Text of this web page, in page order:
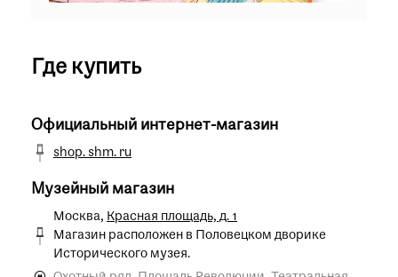
Где купить
Официальный интернет-магазин
shop. shm. ru
Музейный магазин
Москва, Красная площадь, д. 1
Магазин расположен в Половецком дворике
Исторического музея.